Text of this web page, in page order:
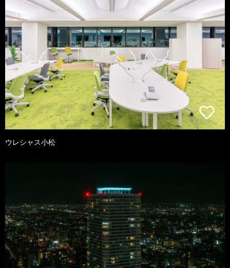
ウレシャス小松